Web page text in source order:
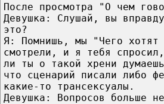
После просмотра "О чем
Девушка: Слушай, вы
это?
Я: Помнишь, мы "Чего хотят
смотрели, и я тебя спросил,
ли ты о такой хрени
что сценарий писали либо
какие-то трансексуалы.
Девушка: Вопросов больше